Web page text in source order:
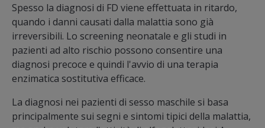
Spesso la diagnosi di FD viene effettuata in ritardo,
quando i danni causati dalla malattia sono già
irreversibili. Lo screening neonatale e gli studi in
pazienti ad alto rischio possono consentire una
diagnosi precoce e quindi l'avvio di una terapia
enzimatica sostitutiva efficace.
La diagnosi nei pazienti di sesso maschile si basa
principalmente sui segni e sintomi tipici della malattia,